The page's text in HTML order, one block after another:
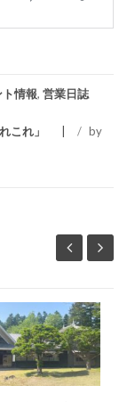
情報, 営業日誌
これ」 / by